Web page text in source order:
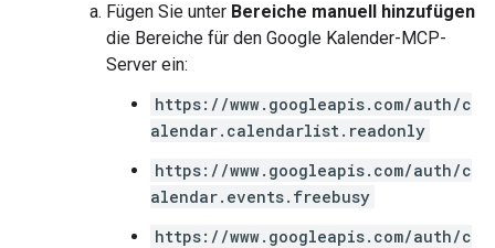
Fügen Sie unter Bereiche manuell hinzufügen
die Bereiche für den Google Kalender-MCP-
Server ein:
https://www.googleapis.com/auth/c
alendar.calendarlist.readonly
https://www.googleapis.com/auth/c
alendar.events.freebusy
https://www.googleapis.com/auth/c